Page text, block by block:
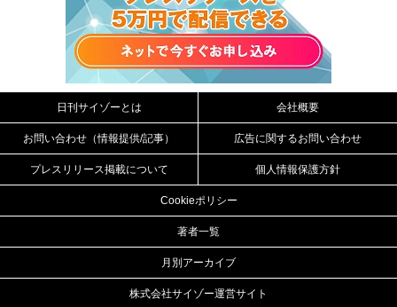
日刊サイゾーとは 会社概要
お問い合わせ（情報提供/記事） 広告に関するお問い合わせ
プレスリリース掲載について 個人情報保護方針
Cookieポリシー
著者一覧
月別アーカイブ
株式会社サイゾー運営サイト